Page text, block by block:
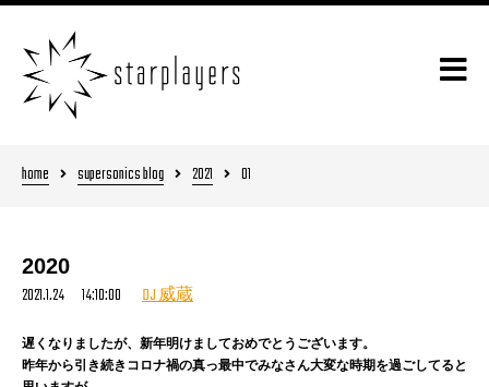
home supersonics blog 2021 01
2020
2021.1.24 14:10:00 DJ 威蔵
遅くなりましたが、新年明けましておめでとうございます。
昨年から引き続きコロナ禍の真っ最中でみなさん大変な時期を過ごしてると